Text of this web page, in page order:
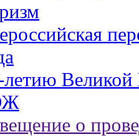
летию
о